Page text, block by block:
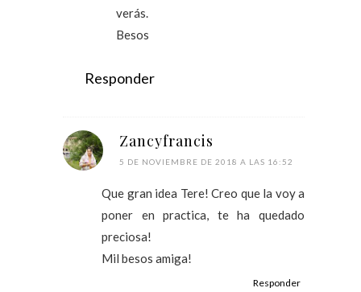
verás.
Besos
Responder
Zancyfrancis
5 DE NOVIEMBRE DE 2018 A LAS 16:52
Que gran idea Tere! Creo que la voy a
poner en practica, te ha quedado
preciosa!
Mil besos amiga!
Responder